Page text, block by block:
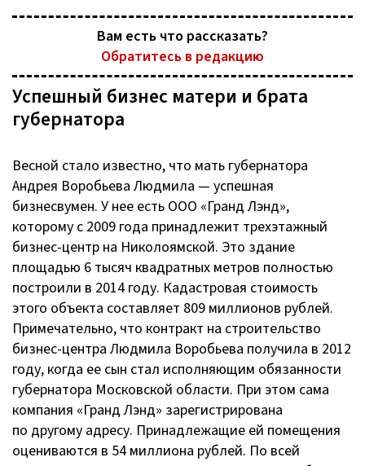
Успешный бизнес матери и брата
губернатора
Весной стало известно, что мать губернатора
Андрея Воробьева Людмила — успешная
бизнесвумен. У нее есть ООО «Гранд Лэнд»,
которому с 2009 года принадлежит трехэтажный
бизнес-центр на Николоямской. Это здание
площадью 6 тысяч квадратных метров полностью
построили в 2014 году. Кадастровая стоимость
этого объекта составляет 809 миллионов рублей.
Примечательно, что контракт на строительство
бизнес-центраЛюдмила Воробьева получила в 2012
году, когда ее сын стал исполняющим обязанности
губернатора Московской области. При этом сама
компания «Гранд Лэнд» зарегистрирована
по другому адресу. Принадлежащие ей помещения
оцениваются в 54 миллиона рублей. По всей
Вам есть что рассказать?
Обратитесь в редакцию